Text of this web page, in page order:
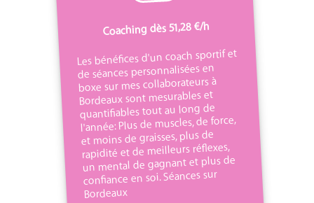
Coaching dès 51,28 €/h
Les bénéfices d'un coach sportif et
de séances personnalisées en
boxe sur mes collaborateurs à
Bordeaux sont mesurables et
quantifiables tout au long de
l'année: Plus de muscles, de force,
et moins de graisses, plus de
rapidité et de meilleurs réflexes,
un mental de gagnant et plus de
confiance en soi. Séances sur
Bordeaux